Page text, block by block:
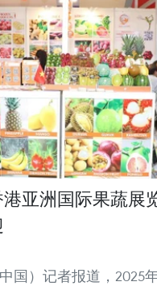
亚洲国际果蔬展
国）记者报道，2025